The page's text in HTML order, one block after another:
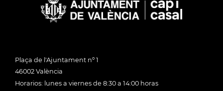
Plaça de l'Ajuntament nº 1
46002 València
Horarios: lunes a viernes de 8:30 a 14:00 horas